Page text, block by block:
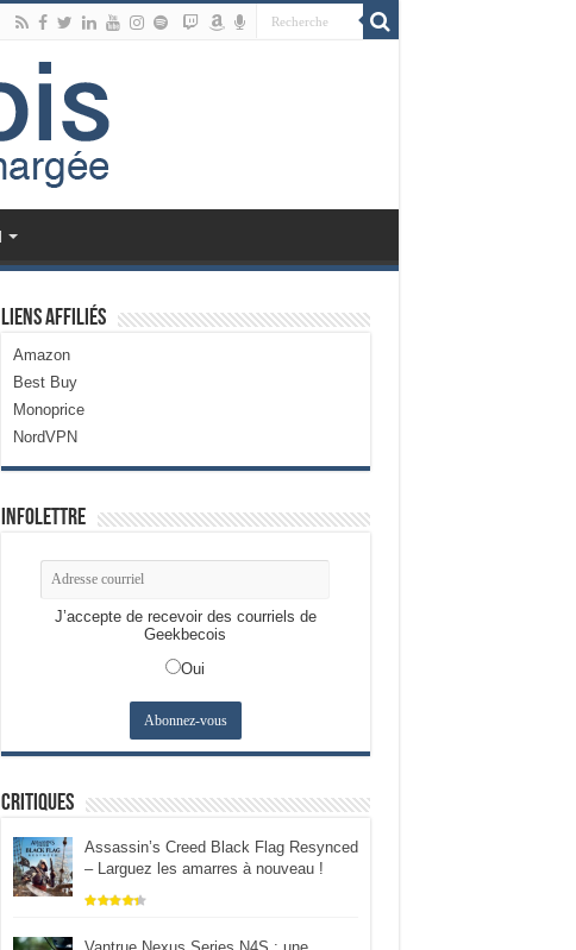
Liens Affiliés
Amazon
Best Buy
Monoprice
NordVPN
Infolettre
J’accepte de recevoir des courriels de
Geekbecois
Oui
Critiques
Assassin’s Creed Black Flag Resynced
– Larguez les amarres à nouveau !